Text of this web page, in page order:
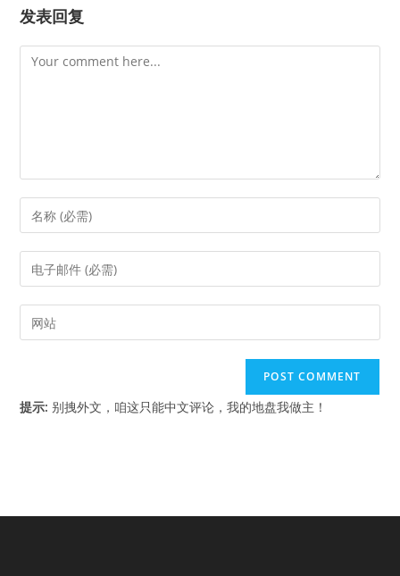
发表回复
Comment
Enter
your
name
comment
Enter
your
email
address
Enter
your
(optional)
提示: 别拽外文，咱这只能中文评论，我的地盘我做主！